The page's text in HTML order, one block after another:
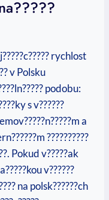
rychlost
v Polsku
podobu:
s v??????
a
??????????
Pokud v?????ak
v??????
na polsk??????ch